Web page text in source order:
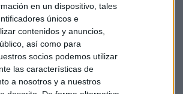
en un dispositivo, tales
únicos e
contenidos y anuncios,
así como para
socios podemos utilizar
las características de
a nosotros y a nuestros